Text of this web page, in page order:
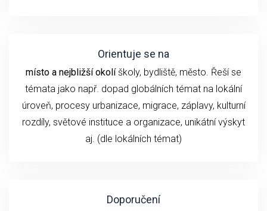
Orientuje se na
místo a nejbližší okolíškoly, bydliště, město. Řeší se
témata jako např. dopad globálních témat na lokální
úroveň, procesy urbanizace, migrace, záplavy, kulturní
rozdíly, světové instituce a organizace, unikátní výskyt
aj. (dle lokálních témat)
Doporučení